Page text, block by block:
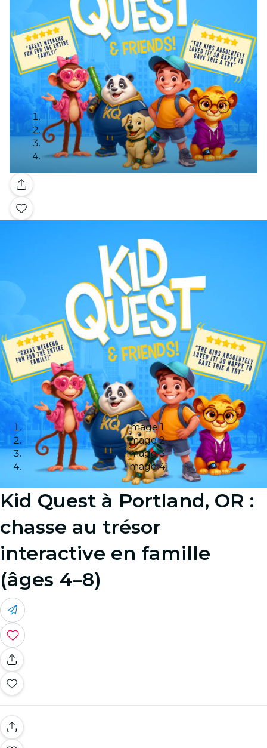
Galerie
Image 1
Image 2
Image 3
Image 4
Kid Quest à Portland, OR :
chasse au trésor
interactive en famille
(âges 4–8)